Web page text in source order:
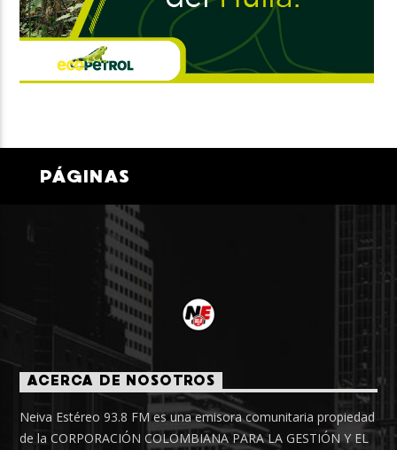
PÁGINAS
ACERCA DE NOSOTROS
Neiva Estéreo 93.8 FM es una emisora comunitaria propiedad
de la CORPORACIÓN COLOMBIANA PARA LA GESTIÓN Y EL